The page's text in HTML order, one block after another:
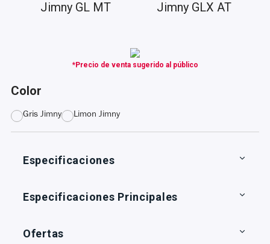
Jimny GL MT Jimny GLX AT
*Precio de venta sugerido al público
Color
Gris Jimny Limon Jimny
Especificaciones
Especificaciones Principales
Ofertas